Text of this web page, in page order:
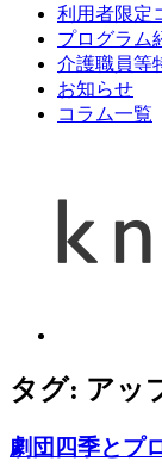
利用者限定
プログラム
介護職員等
お知らせ
コラム一覧
タグ: アッ
劇団四季とプ